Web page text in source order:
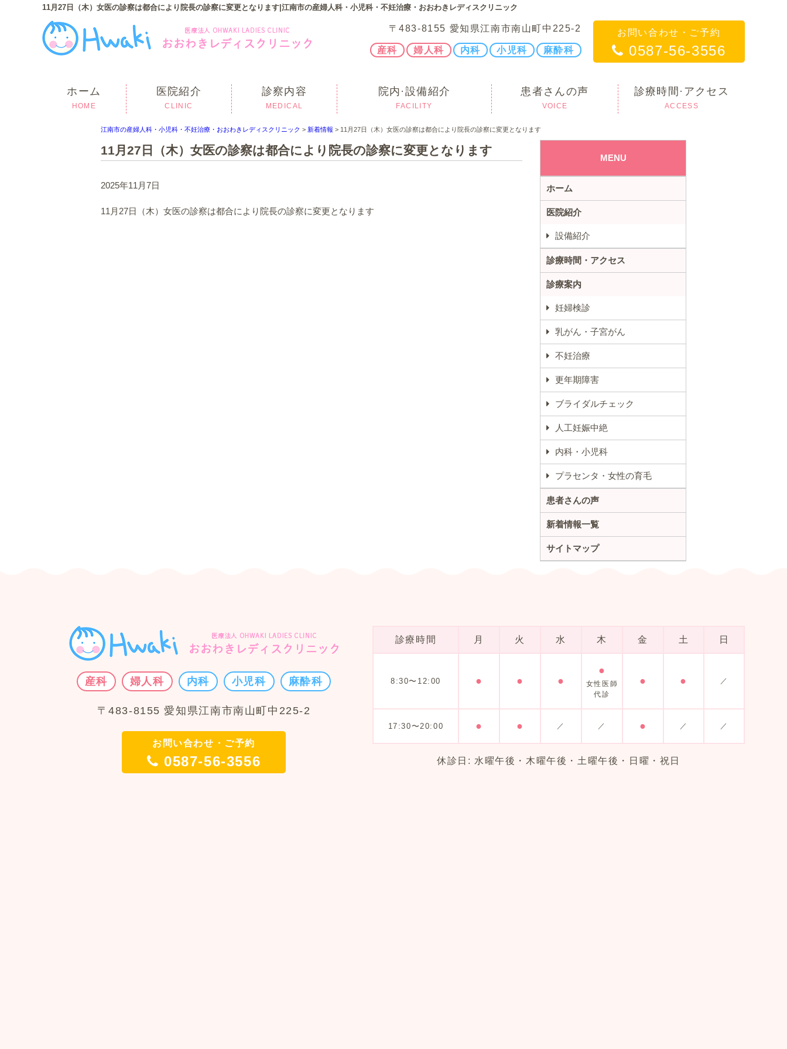
11月27日（木）女医の診察は都合により院長の診察に変更となります|江南市の産婦人科・小児科・不妊治療・おおわきレディスクリニック
〒483-8155 愛知県江南市南山町中225-2
産科 婦人科 内科 小児科 麻酔科
お問い合わせ・ご予約
0587-56-3556
ホーム
HOME
医院紹介
CLINIC
診察内容
MEDICAL
院内·設備紹介
FACILITY
患者さんの声
VOICE
診療時間·アクセス
ACCESS
江南市の産婦人科・小児科・不妊治療・おおわきレディスクリニック > 新着情報 > 11月27日（木）女医の診察は都合により院長の診察に変更となります
11月27日（木）女医の診察は都合により院長の診察に変更となります
2025年11月7日
11月27日（木）女医の診察は都合により院長の診察に変更となります
MENU
ホーム
医院紹介
設備紹介
診療時間・アクセス
診療案内
妊婦検診
乳がん・子宮がん
不妊治療
更年期障害
ブライダルチェック
人工妊娠中絶
内科・小児科
プラセンタ・女性の育毛
患者さんの声
新着情報一覧
サイトマップ
産科 婦人科 内科 小児科 麻酔科
〒483-8155 愛知県江南市南山町中225-2
お問い合わせ・ご予約
0587-56-3556
診療時間 月 火 水 木 金 土 日
8:30〜12:00 ● ● ●
●
女性医師
代診
● ● ／
17:30〜20:00 ● ● ／ ／ ● ／ ／
休診日: 水曜午後・木曜午後・土曜午後・日曜・祝日